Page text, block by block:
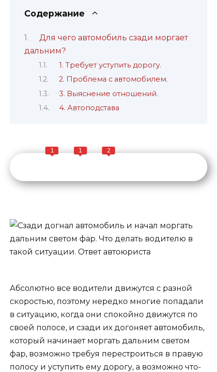
Содержание
Для чего автомобиль сзади моргает
дальним?
1. Требует уступить дорогу.
2. Проблема с автомобилем.
3. Выяснение отношений.
4. Автоподстава
1 1 2
Абсолютно все водители движутся с разной
скоростью, поэтому нередко многие попадали
в ситуацию, когда они спокойно движутся по
своей полосе, и сзади их догоняет автомобиль,
который начинает моргать дальним светом
фар, возможно требуя перестроиться в правую
полосу и уступить ему дорогу, а возможно что-